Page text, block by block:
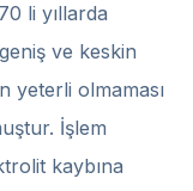
li yıllarda
ve keskin
yeterli olmaması
İşlem
kaybına